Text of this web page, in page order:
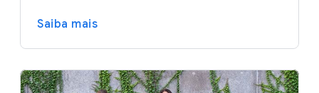
Saiba mais